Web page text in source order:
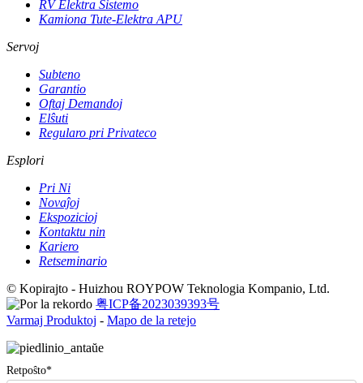
RV Elektra Sistemo
Kamiona Tute-Elektra APU
Servoj
Subteno
Garantio
Oftaj Demandoj
Elŝuti
Regularo pri Privateco
Esplori
Pri Ni
Novaĵoj
Ekspozicioj
Kontaktu nin
Kariero
Retseminario
© Kopirajto - Huizhou ROYPOW Teknologia Kompanio, Ltd.
粤ICP备2023039393号
Varmaj Produktoj - Mapo de la retejo
Retpoŝto*